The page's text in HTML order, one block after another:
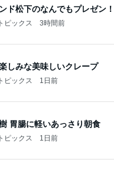
ド松下のなんでもプレゼン！
ピックス 3時間前
しみな美味しいクレープ
ピックス 1日前
胃腸に軽いあっさり朝食
ピックス 1日前